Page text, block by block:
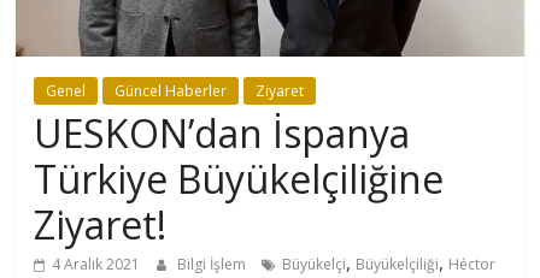
Genel Güncel Haberler Ziyaret
UESKON’dan İspanya
Türkiye Büyükelçiliğine
Ziyaret!
4 Aralık 2021 Bilgi İşlem Büyükelçi, Büyükelçiliği, Héctor